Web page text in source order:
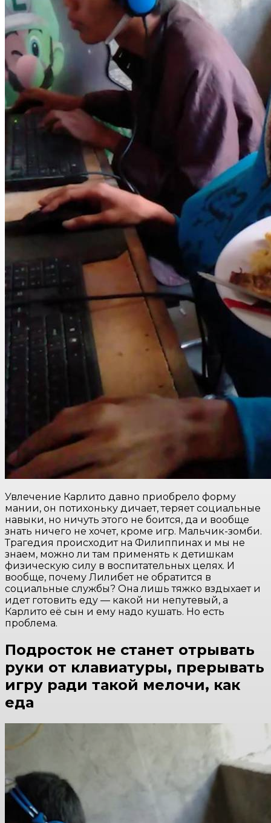
Увлечение Карлито давно приобрело форму
мании, он потихоньку дичает, теряет социальные
навыки, но ничуть этого не боится, да и вообще
знать ничего не хочет, кроме игр. Мальчик-зомби.
Трагедия происходит на Филиппинах и мы не
знаем, можно ли там применять к детишкам
физическую силу в воспитательных целях. И
вообще, почему Лилибет не обратится в
социальные службы? Она лишь тяжко вздыхает и
идет готовить еду — какой ни непутевый, а
Карлито её сын и ему надо кушать. Но есть
проблема.
Подросток не станет отрывать
руки от клавиатуры, прерывать
игру ради такой мелочи, как
еда